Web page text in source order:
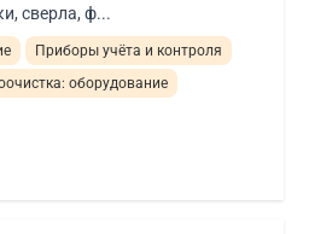
сверла, ф...
Приборы учёта и контроля
оборудование